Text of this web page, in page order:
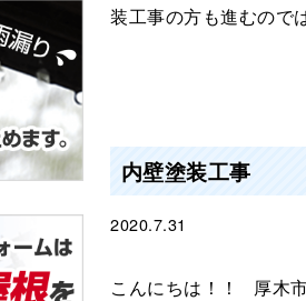
装工事の方も進むので
内壁塗装工事
2020.7.31
こんにちは！！ 厚木